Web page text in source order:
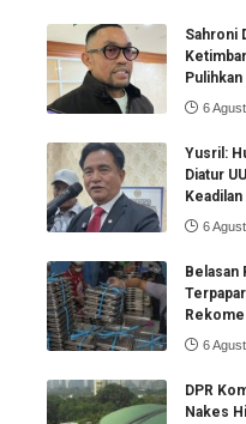
Sahroni
6
Yusril:
Diatur
Keadilan
6
Belasan
6
DPR
Nakes